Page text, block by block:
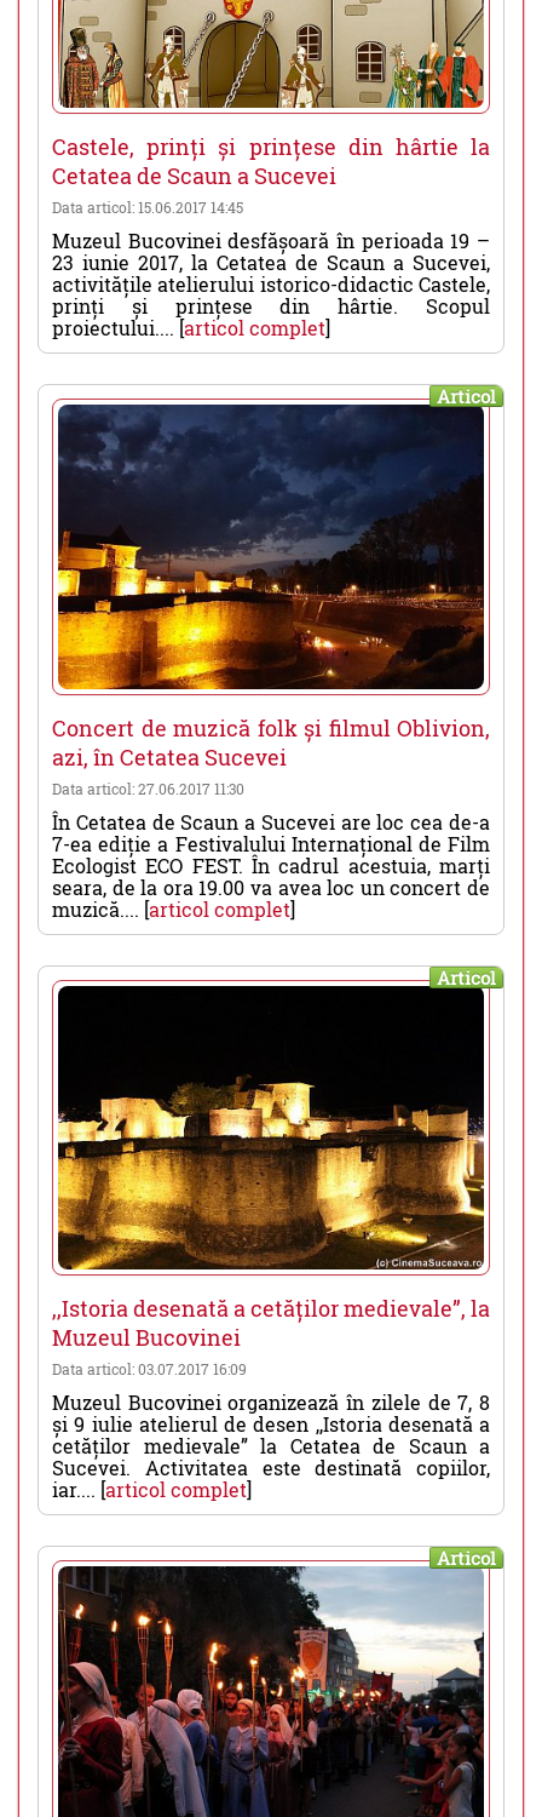
Castele, prinți și prințese din hârtie la
Cetatea de Scaun a Sucevei
Data articol: 15.06.2017 14:45
Muzeul Bucovinei desfășoară în perioada 19 –
23 iunie 2017, la Cetatea de Scaun a Sucevei,
activitățile atelierului istorico-didactic Castele,
prinți și prințese din hârtie. Scopul
proiectului.... [articol complet]
Articol
Concert de muzică folk și filmul Oblivion,
azi, în Cetatea Sucevei
Data articol: 27.06.2017 11:30
În Cetatea de Scaun a Sucevei are loc cea de-a
7-ea ediție a Festivalului Internațional de Film
Ecologist ECO FEST. În cadrul acestuia, marți
seara, de la ora 19.00 va avea loc un concert de
muzică.... [articol complet]
Articol
,,Istoria desenată a cetăților medievale”, la
Muzeul Bucovinei
Data articol: 03.07.2017 16:09
Muzeul Bucovinei organizează în zilele de 7, 8
și 9 iulie atelierul de desen ,,Istoria desenată a
cetăților medievale” la Cetatea de Scaun a
Sucevei. Activitatea este destinată copiilor,
iar.... [articol complet]
Articol